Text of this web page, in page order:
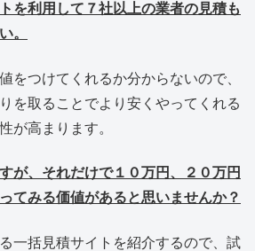
を利用して７社以上の業者の見積も
。
をつけてくれるか分からないので、
を取ることでより安くやってくれる
が高まります。
が、それだけで１０万円、２０万円
てみる価値があると思いませんか？
一括見積サイトを紹介するので、試